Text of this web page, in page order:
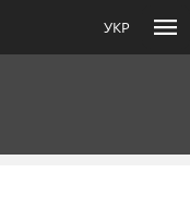
УКР menu